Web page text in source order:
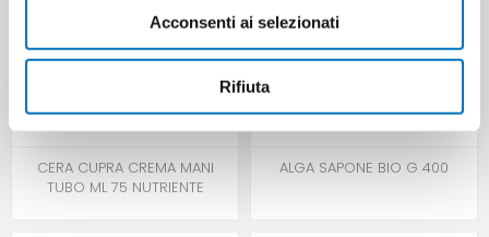
Acconsenti ai selezionati
Rifiuta
CERA CUPRA CREMA MANI
TUBO ML 75 NUTRIENTE
ALGA SAPONE BIO G 400